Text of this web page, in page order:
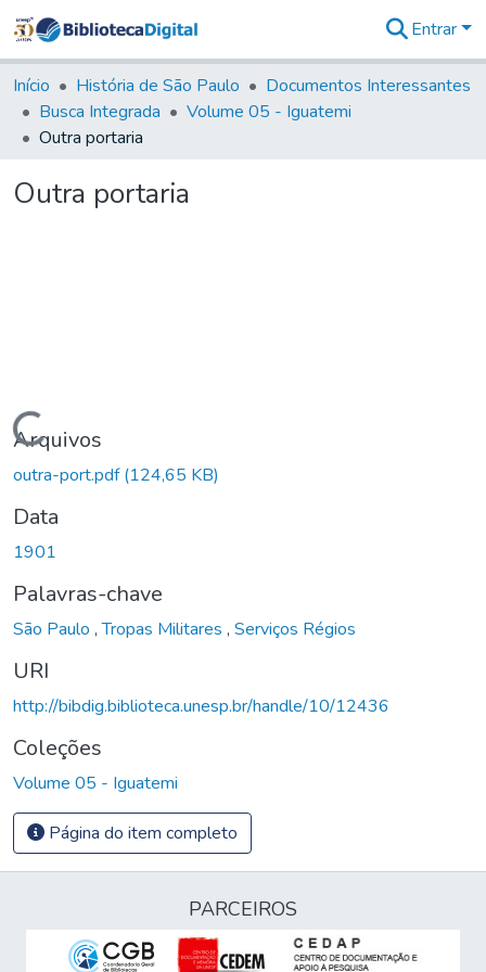
&
Coleções
Tudo na
Entrar
Início História de São Paulo
Documentos Interessantes
Busca Integrada
Volume 05 - Iguatemi
Outra portaria
Outra portaria
Carregando...
Arquivos
outra-port.pdf(124,65 KB)
Data
1901
Palavras-chave
São Paulo ,Tropas Militares , Serviços Régios
URI
http://bibdig.biblioteca.unesp.br/handle/10/12436
Coleções
Volume 05 - Iguatemi
Página do item completo
PARCEIROS